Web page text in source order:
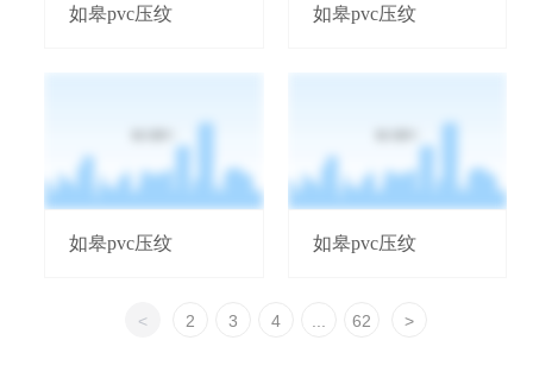
如皋pvc压纹 如皋pvc压纹
如皋pvc压纹 如皋pvc压纹
< 2 3 4 62 >